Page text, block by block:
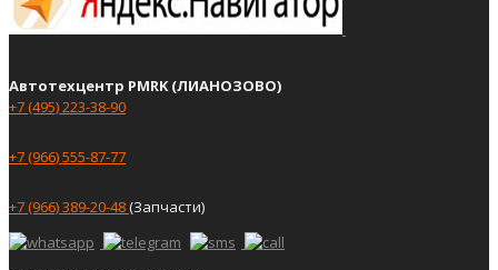
Автотехцентр PMRK (ЛИАНОЗОВО)
+7 (495) 223-38-90
+7 (966) 555-87-77
+7 (966) 389-20-48(Запчасти)